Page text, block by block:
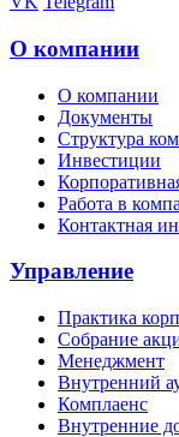
О компании
О компании
Документы
Структура
Инвестиции
Работа в
Контактная
Управление
Практика
Собрание
Менеджмент
Внутренний
Комплаенс
Внутренние